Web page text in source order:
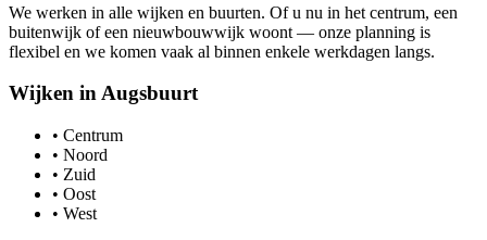
We werken in alle wijken en buurten. Of u nu in het centrum, een
buitenwijk of een nieuwbouwwijk woont — onze planning is
flexibel en we komen vaak al binnen enkele werkdagen langs.
Wijken inAugsbuurt
• Centrum
• Noord
• Zuid
• Oost
• West